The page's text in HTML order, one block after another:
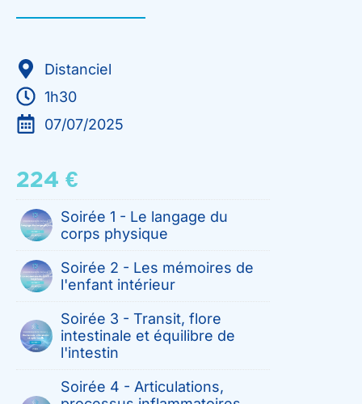
Distanciel
1h30
07/07/2025
224 €
Soirée 1 - Le langage du
corps physique
Soirée 2 - Les mémoires de
l'enfant intérieur
Soirée 3 - Transit, flore
intestinale et équilibre de
l'intestin
Soirée 4 - Articulations,